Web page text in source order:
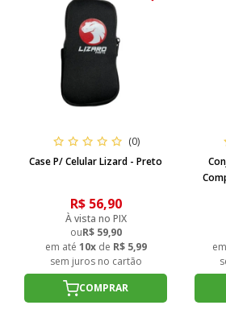
(0)
Case P/ Celular Lizard - Preto
R$ 56,90
À vista no PIX
ouR$ 59,90
em até 10xde R$ 5,99
sem juros no cartão
COMPRAR